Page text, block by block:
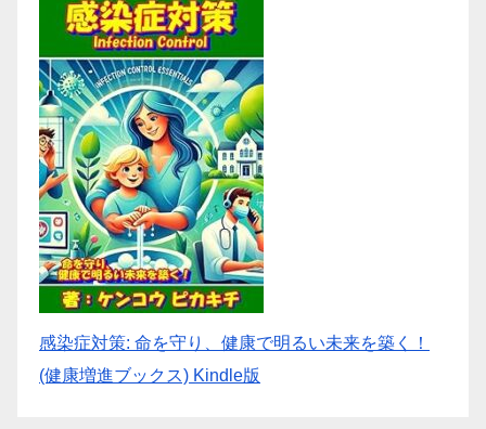
感染症対策: 命を守り、健康で明るい未来を築く！
(健康増進ブックス) Kindle版